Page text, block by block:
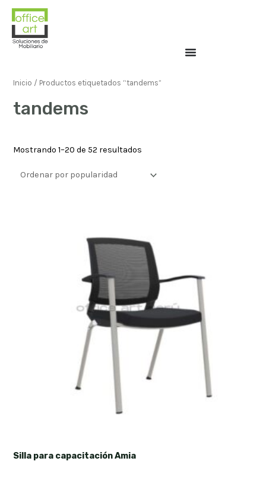
Inicio / Productos etiquetados “tandems”
tandems
Mostrando 1–20 de 52 resultados
Silla para capacitación Amia